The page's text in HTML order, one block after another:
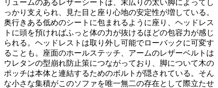
リュームのあるレザーシートは、末広りの太い脚によってし
っかり支えられ、見た目と座り心地の安定性が増している。
奥行きある低めのシートに包まれるように座り、ヘッドレス
トに頭を預ければふっと体の力が抜けるほどの包容力が感じ
られる。ヘッドレストは取り外し可能でローバックに可変す
ることも。座面のホールステッチ、アームのレザーベルトは
ウレタンの型崩れ防止策につながっており、脚について木の
ポッチは本体と連結するためのボルトが隠されている。そん
な小さな集積がこのソファを唯一無二の存在として際立たせ